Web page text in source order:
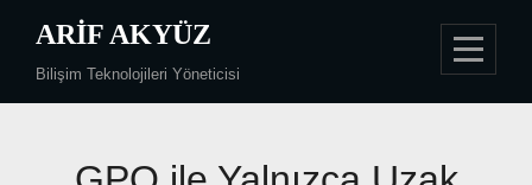
content
ARIF AKYÜZ
Bilişim Teknolojileri Yöneticisi